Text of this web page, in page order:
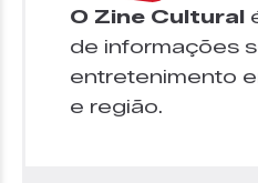
O Zine Cultural
de informações
entretenimento
e região.